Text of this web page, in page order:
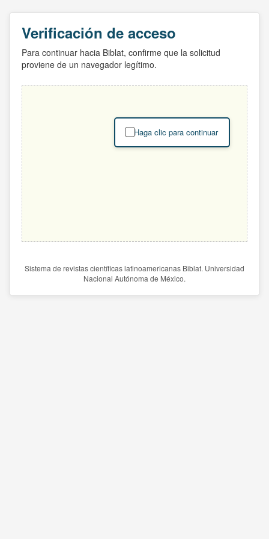
Verificación de acceso
Para continuar hacia Biblat, confirme que la solicitud
proviene de un navegador legítimo.
Haga clic para continuar
Sistema de revistas científicas latinoamericanas Biblat. Universidad
Nacional Autónoma de México.